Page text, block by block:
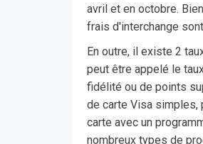
avril et en octobre.
frais d'interchange
En outre, il existe 2
peut être appelé le
fidélité ou de points
de carte Visa simples,
carte avec un
nombreux types de